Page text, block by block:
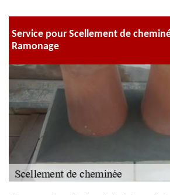
Service pour Scellement de
Ramonage